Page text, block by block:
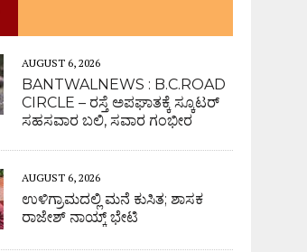
AUGUST 6, 2026
BANTWALNEWS : B.C.ROAD
CIRCLE – ರಸ್ತೆ ಅಪಘಾತಕ್ಕೆ ಸ್ಕೂಟರ್
ಸಹಸವಾರ ಬಲಿ, ಸವಾರ ಗಂಭೀರ
AUGUST 6, 2026
ಉಳಿಗ್ರಾಮದಲ್ಲಿ ಮನೆ ಕುಸಿತ; ಶಾಸಕ
ರಾಜೇಶ್ ನಾಯ್ಕ್ ಭೇಟಿ